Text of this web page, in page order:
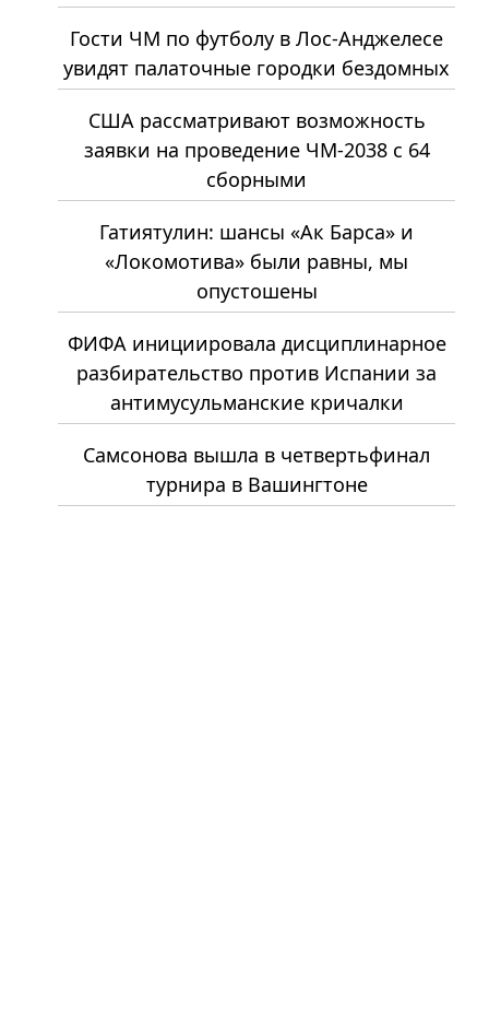
Гости ЧМ по футболу в Лос-Анджелесе
увидят палаточные городки бездомных
США рассматривают возможность
заявки на проведение ЧМ-2038 с 64
сборными
Гатиятулин: шансы «Ак Барса» и
«Локомотива» были равны, мы
опустошены
ФИФА инициировала дисциплинарное
разбирательство против Испании за
антимусульманские кричалки
Самсонова вышла в четвертьфинал
турнира в Вашингтоне